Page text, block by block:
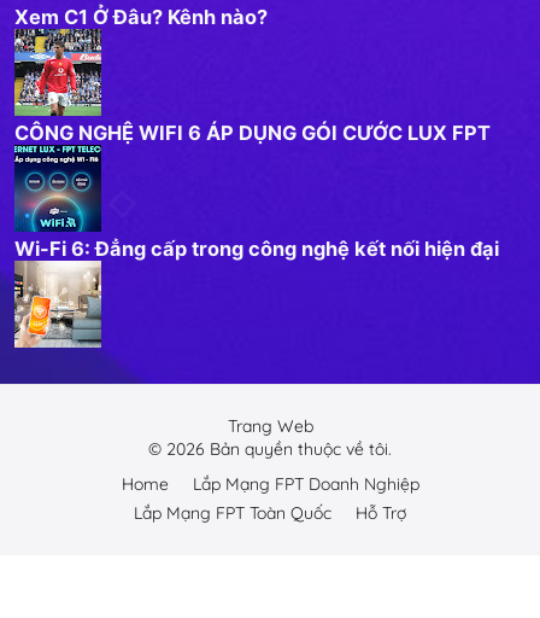
Xem C1 Ở Đâu? Kênh nào?
CÔNG NGHỆ WIFI 6 ÁP DỤNG GÓI CƯỚC LUX FPT
Wi-Fi 6: Đẳng cấp trong công nghệ kết nối hiện đại
Trang Web
© 2026 Bản quyền thuộc về tôi.
Home
Lắp Mạng FPT Doanh Nghiệp
Lắp Mạng FPT Toàn Quốc
Hỗ Trợ